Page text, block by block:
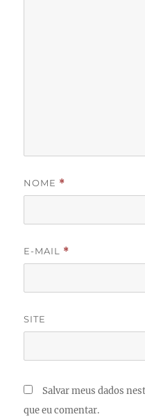
NOME *
E-MAIL *
SITE
Salvar meus dados
que eu comentar.